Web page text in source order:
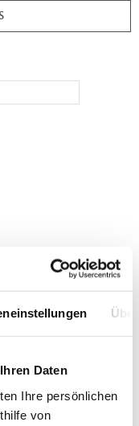
Daten
Ihre persönlichen
von